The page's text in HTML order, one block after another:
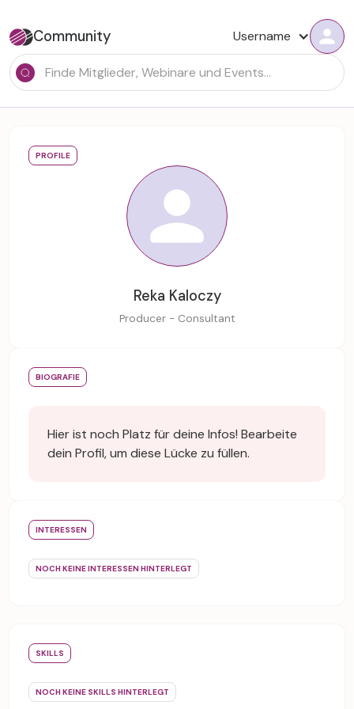
Community Username
PROFILE
Reka Kaloczy
Producer - Consultant
BIOGRAFIE
Hier ist noch Platz für deine Infos! Bearbeite
dein Profil, um diese Lücke zu füllen.
INTERESSEN
NOCH KEINE INTERESSEN HINTERLEGT
SKILLS
NOCH KEINE SKILLS HINTERLEGT